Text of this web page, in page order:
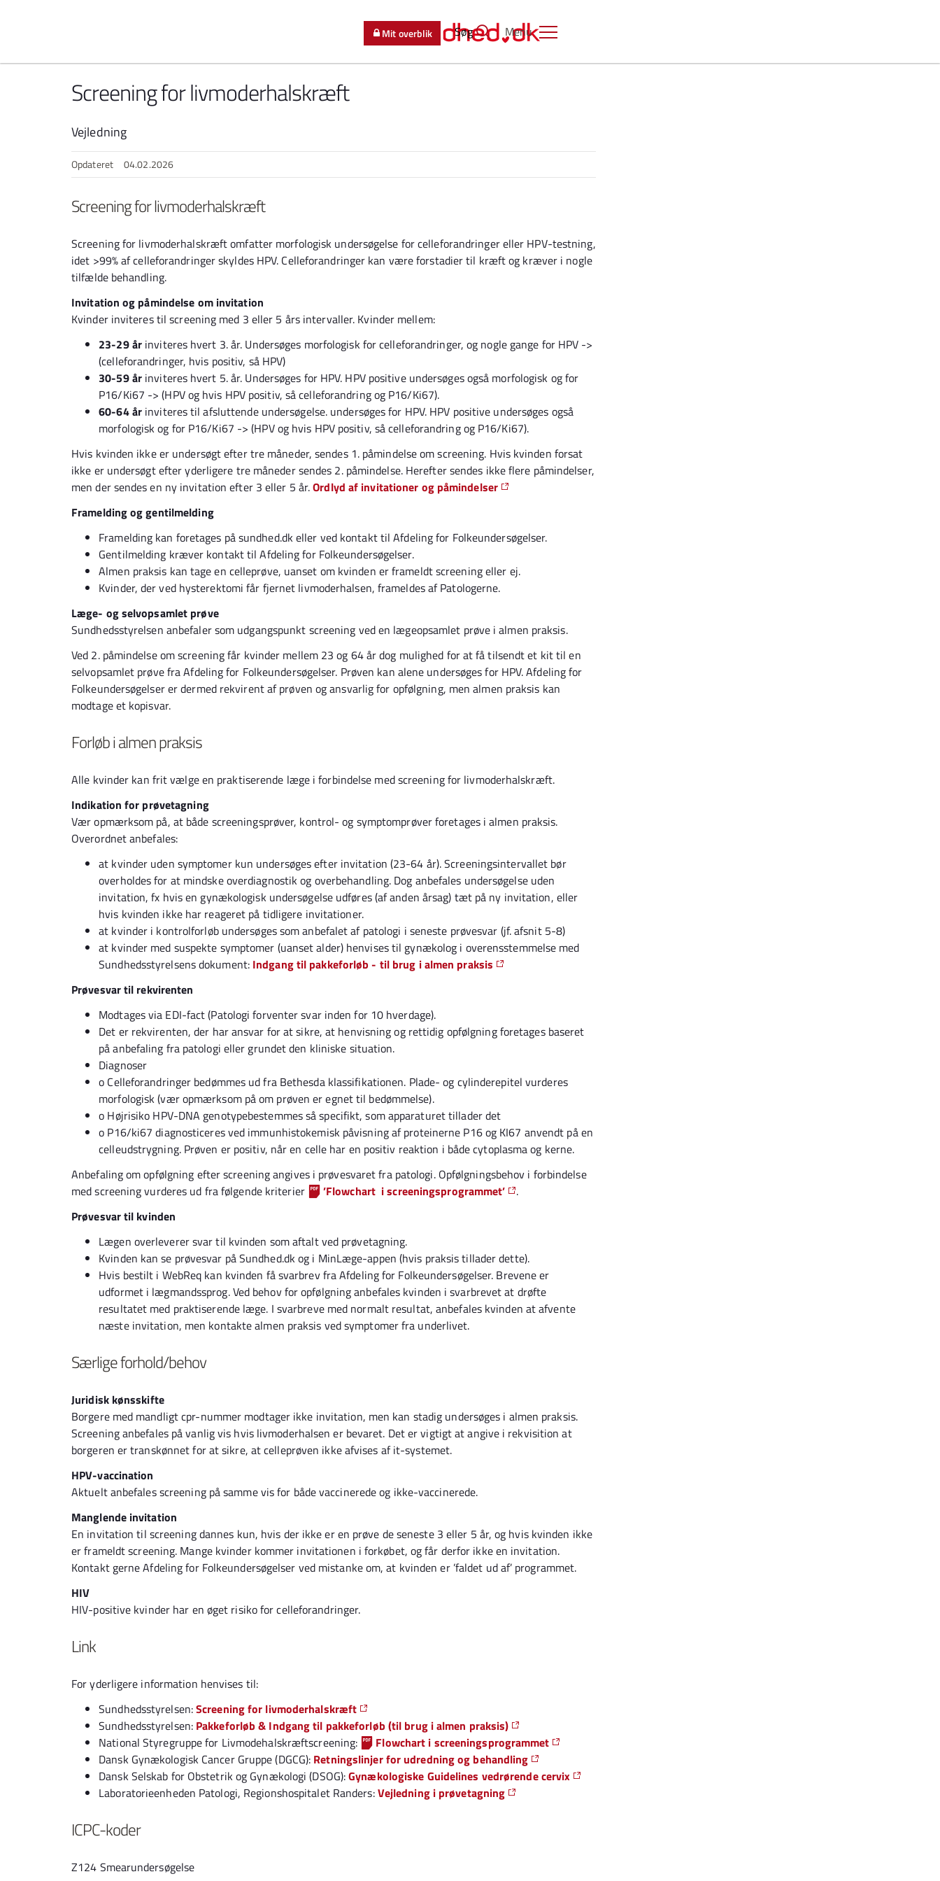
Menu
Søg
Mit overblik
Screening for livmoderhalskræft
Vejledning
Opdateret 04.02.2026
Screening for livmoderhalskræft
Screening for livmoderhalskræft omfatter morfologisk undersøgelse for celleforandringer eller HPV-testning,
idet >99% af celleforandringer skyldes HPV. Celleforandringer kan være forstadier til kræft og kræver i nogle
tilfælde behandling.
Invitation og påmindelse om invitation
Kvinder inviteres til screening med 3 eller 5 års intervaller. Kvinder mellem:
23-29 år inviteres hvert 3. år. Undersøges morfologisk for celleforandringer, og nogle gange for HPV ->
(celleforandringer, hvis positiv, så HPV)
30-59 år inviteres hvert 5. år. Undersøges for HPV. HPV positive undersøges også morfologisk og for
P16/Ki67 -> (HPV og hvis HPV positiv, så celleforandring og P16/Ki67).
60-64 år inviteres til afsluttende undersøgelse. undersøges for HPV. HPV positive undersøges også
morfologisk og for P16/Ki67 -> (HPV og hvis HPV positiv, så celleforandring og P16/Ki67).
Hvis kvinden ikke er undersøgt efter tre måneder, sendes 1. påmindelse om screening. Hvis kvinden forsat
ikke er undersøgt efter yderligere tre måneder sendes 2. påmindelse. Herefter sendes ikke flere påmindelser,
men der sendes en ny invitation efter 3 eller 5 år.Ordlyd af invitationer og påmindelser
Framelding og gentilmelding
Framelding kan foretages på sundhed.dk eller ved kontakt til Afdeling for Folkeundersøgelser.
Gentilmelding kræver kontakt til Afdeling for Folkeundersøgelser.
Almen praksis kan tage en celleprøve, uanset om kvinden er frameldt screening eller ej.
Kvinder, der ved hysterektomi får fjernet livmoderhalsen, frameldes af Patologerne.
Læge- og selvopsamlet prøve
Sundhedsstyrelsen anbefaler som udgangspunkt screening ved en lægeopsamlet prøve i almen praksis.
Ved 2. påmindelse om screening får kvinder mellem 23 og 64 år dog mulighed for at få tilsendt et kit til en
selvopsamlet prøve fra Afdeling for Folkeundersøgelser. Prøven kan alene undersøges for HPV. Afdeling for
Folkeundersøgelser er dermed rekvirent af prøven og ansvarlig for opfølgning, men almen praksis kan
modtage et kopisvar.
Forløb i almen praksis
Alle kvinder kan frit vælge en praktiserende læge i forbindelse med screening for livmoderhalskræft.
Indikation for prøvetagning
Vær opmærksom på, at både screeningsprøver, kontrol- og symptomprøver foretages i almen praksis.
Overordnet anbefales:
at kvinder uden symptomer kun undersøges efter invitation (23-64 år). Screeningsintervallet bør
overholdes for at mindske overdiagnostik og overbehandling. Dog anbefales undersøgelse uden
invitation, fx hvis en gynækologisk undersøgelse udføres (af anden årsag) tæt på ny invitation, eller
hvis kvinden ikke har reageret på tidligere invitationer.
at kvinder i kontrolforløb undersøges som anbefalet af patologi i seneste prøvesvar (jf. afsnit 5-8)
at kvinder med suspekte symptomer (uanset alder) henvises til gynækolog i overensstemmelse med
Sundhedsstyrelsens dokument: Indgang til pakkeforløb - til brug i almen praksis
Prøvesvar til rekvirenten
Modtages via EDI-fact (Patologi forventer svar inden for 10 hverdage).
Det er rekvirenten, der har ansvar for at sikre, at henvisning og rettidig opfølgning foretages baseret
på anbefaling fra patologi eller grundet den kliniske situation.
Diagnoser
o Celleforandringer bedømmes ud fra Bethesda klassifikationen. Plade- og cylinderepitel vurderes
morfologisk (vær opmærksom på om prøven er egnet til bedømmelse).
o Højrisiko HPV-DNA genotypebestemmes så specifikt, som apparaturet tillader det
o P16/ki67 diagnosticeres ved immunhistokemisk påvisning af proteinerne P16 og KI67 anvendt på en
celleudstrygning. Prøven er positiv, når en celle har en positiv reaktion i både cytoplasma og kerne.
Anbefaling om opfølgning efter screening angives i prøvesvaret fra patologi. Opfølgningsbehov i forbindelse
med screening vurderes ud fra følgende kriterier
’Flowchart i screeningsprogrammet’
.
Prøvesvar til kvinden
Lægen overleverer svar til kvinden som aftalt ved prøvetagning.
Kvinden kan se prøvesvar på Sundhed.dk og i MinLæge-appen (hvis praksis tillader dette).
Hvis bestilt i WebReq kan kvinden få svarbrev fra Afdeling for Folkeundersøgelser. Brevene er
udformet i lægmandssprog. Ved behov for opfølgning anbefales kvinden i svarbrevet at drøfte
resultatet med praktiserende læge. I svarbreve med normalt resultat, anbefales kvinden at afvente
næste invitation, men kontakte almen praksis ved symptomer fra underlivet.
Særlige forhold/behov
Juridisk kønsskifte
Borgere med mandligt cpr-nummer modtager ikke invitation, men kan stadig undersøges i almen praksis.
Screening anbefales på vanlig vis hvis livmoderhalsen er bevaret. Det er vigtigt at angive i rekvisition at
borgeren er transkønnet for at sikre, at celleprøven ikke afvises af it-systemet.
HPV-vaccination
Aktuelt anbefales screening på samme vis for både vaccinerede og ikke-vaccinerede.
Manglende invitation
En invitation til screening dannes kun, hvis der ikke er en prøve de seneste 3 eller 5 år, og hvis kvinden ikke
er frameldt screening. Mange kvinder kommer invitationen i forkøbet, og får derfor ikke en invitation.
Kontakt gerne Afdeling for Folkeundersøgelser ved mistanke om, at kvinden er ’faldet ud af’ programmet.
HIV
HIV-positive kvinder har en øget risiko for celleforandringer.
Link
For yderligere information henvises til:
Sundhedsstyrelsen:Screening for livmoderhalskræft
Sundhedsstyrelsen: Pakkeforløb & Indgang til pakkeforløb (til brug i almen praksis)
National Styregruppe for Livmodehalskræftscreening:
Flowchart i screeningsprogrammet
Dansk Gynækologisk Cancer Gruppe (DGCG): Retningslinjer for udredning og behandling
Dansk Selskab for Obstetrik og Gynækologi (DSOG):Gynækologiske Guidelines vedrørende cervix
Laboratorieenheden Patologi, Regionshospitalet Randers:Vejledning i prøvetagning
ICPC-koder
Z124 Smearundersøgelse